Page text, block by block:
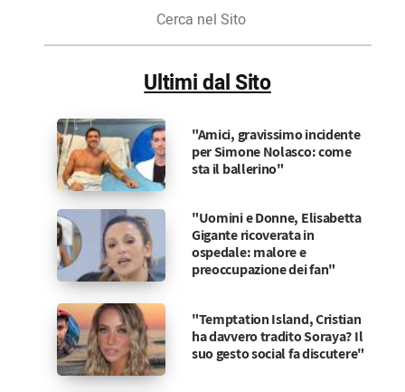
Sito
Ultimi dal Sito
"Amici, gravissimo incidente
per Simone Nolasco: come
sta il ballerino"
"Uomini e Donne, Elisabetta
Gigante ricoverata in
ospedale: malore e
preoccupazione dei fan"
"Temptation Island, Cristian
ha davvero tradito Soraya? Il
suo gesto social fa discutere"